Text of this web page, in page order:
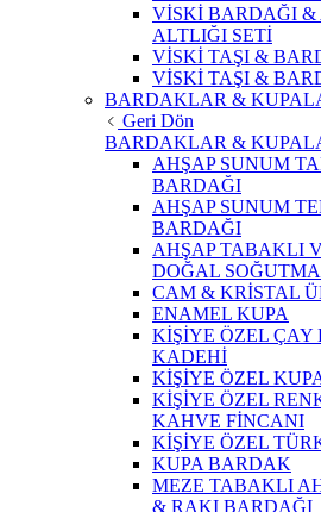
VİSKİ BARDAĞI &
ALTLIĞI SETİ
VİSKİ TAŞI &
VİSKİ TAŞI &
BARDAKLAR &
Geri Dön
BARDAKLAR &
AHŞAP SUNUM
BARDAĞI
AHŞAP SUNUM
BARDAĞI
AHŞAP TABAKLI
DOĞAL
CAM & KRİSTAL
ENAMEL KUPA
KİŞİYE ÖZEL
KADEHİ
KİŞİYE ÖZEL
KİŞİYE ÖZEL
KAHVE FİNCANI
KİŞİYE ÖZEL
KUPA BARDAK
MEZE TABAKLI
& RAKI BARDAĞI